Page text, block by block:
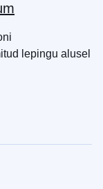
lepingu alusel